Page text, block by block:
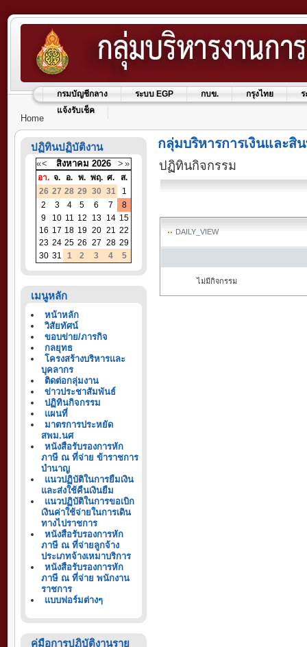
กรมบัญชีกลาง ระบบ EGP กบข. กรุงไทย
ร
แจ้งรับเช็ค
Home
ปฏิทินปฏิบัติงาน
«< สิงหาคม 2026 > »
อา. จ. อ. พ. พฤ. ศ.
ส.
26 27 28 29 30 31
1
2
3 4 5 6 7
8
9
10 11 12 13 14 15
16 17 18 19 20 21 22
23 24 25 26 27 28 29
30 31 1 2 3 4 5
เมนูหลัก
หน้าหลัก
วิสัยทัศน์
ขอบข่าย/ภารกิจ
กลยุทธ
โครงสร้างบริหารและ
บุคลากร
ติดต่อกลุ่มงาน
ข่าวประชาสัมพันธ์
ปฏิทินกิจกรรม
แผนที่
มาตรการประหยัด
สพม.นศ
หนังสือรับรองการหัก
ภาษี ณ ที่จ่าย ข้าราชการ
บำนาญ
แนวปฏิบัติในการยืมเงิน
และส่งใช้คืนเงินยืม
แนวปฏิบัติในการขอเบิก
เงินค่าใช้จ่ายในการเดิน
ทางไปราชการ
หนังสือรับรองการหัก
ภาษี ณ ที่จ่ายลูกจ้าง
ประเภทจ้างเหมาบริการ
หนังสือรับรองการหัก
ภาษี ณ ที่จ่าย พนักงาน
ราชการ
แบบฟอร์มต่างๆ
คู่มือการปฏิบัติงานราย
กลุ่มบริหารการเงินและสิ
ปฏิทินกิจกรรม
DAILY_VIEW
ไม่มีกิจกรรม